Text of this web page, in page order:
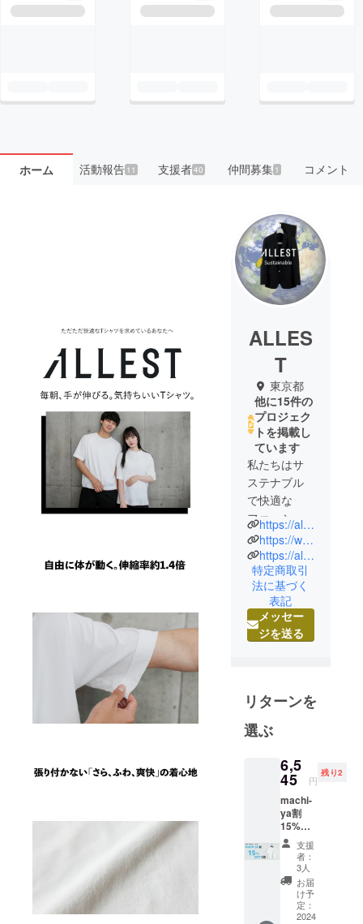
ホーム 活動報告11 支援者40 仲間募集 1 コメント
ALLES
T
東京都
他に15件の
プロジェク
トを掲載し
ています
私たちはサ
ステナブル
で快適な
ファッショ
ンを提供し
てまいりま
す。 ON A
MISSION TO
MAKE
OTHER
PEOPLE AS
SUSTAINAB
LE AND
COMFORTA
FASHION AS
WE ARE.
https://allest.tokyo/
https://www.instagram.com/allest_sustainable/
https://allest.tokyo/collections/lounge_nomad
特定商取引
法に基づく
表記
メッセー
ジを送る
リターンを
選ぶ
6,5
45 円
残り2
machi-
ya割
15%OF
F ク
ルー
ネック
サイズ
XS 限定
５ 一般
予定販
支援
者：
3人
お届
け予
定：
2024